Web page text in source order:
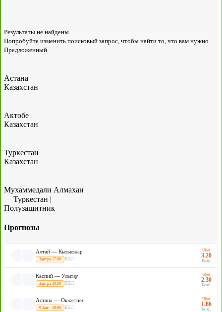
Результаты не найдены
Попробуйте изменить поисковый запрос, чтобы найти то, что вам нужно.
Предложенный
Астана
Казахстан
Актобе
Казахстан
Туркестан
Казахстан
Мухаммедали Алмахан
Туркестан |
Полузащитник
Прогнозы
Алтай — Кызылжар
Завтра 17:00 КПЛ
Ubet
3.20
Коэф.
Каспий — Улытау
Завтра 20:00 КПЛ
Ubet
2.30
Коэф.
Астана — Окжетпес
9 Авг · 18:00 КПЛ
Ubet
1.86
Коэф.